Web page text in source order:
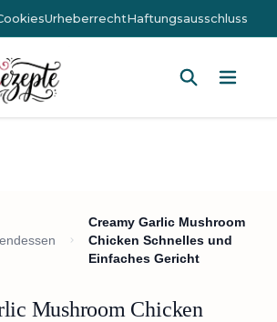
UrheberrechtHaftungsausschluss
Creamy Garlic Mushroom
Chicken Schnelles und
Einfaches Gericht
Mushroom Chicken